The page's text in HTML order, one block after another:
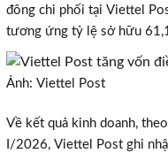
đông chi phối tại Viettel
tương ứng tỷ lệ sở hữu
Ảnh: Viettel Post
Về kết quả kinh doanh,
I/2026, Viettel Post ghi